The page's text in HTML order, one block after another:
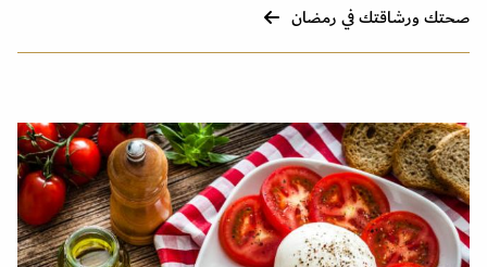
صحتك ورشاقتك في رمضان